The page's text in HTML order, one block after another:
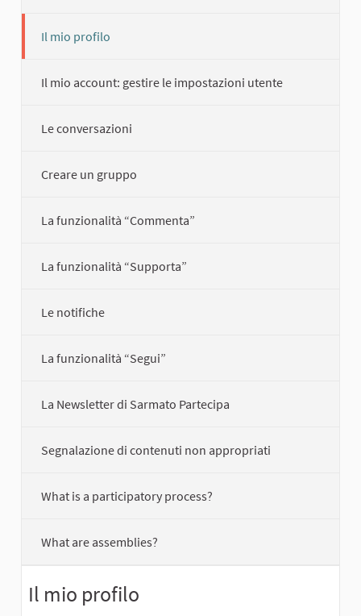
Il mio profilo
Il mio account: gestire le impostazioni utente
Le conversazioni
Creare un gruppo
La funzionalità “Commenta”
La funzionalità “Supporta”
Le notifiche
La funzionalità “Segui”
La Newsletter di Sarmato Partecipa
Segnalazione di contenuti non appropriati
What is a participatory process?
What are assemblies?
Il mio profilo